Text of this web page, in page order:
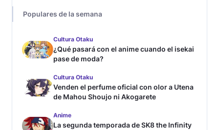
Populares de la semana
Cultura Otaku
¿Qué pasará con el anime cuando el isekai
pase de moda?
Cultura Otaku
Venden el perfume oficial con olor a Utena
de Mahou Shoujo ni Akogarete
Anime
La segunda temporada de SK8 the Infinity